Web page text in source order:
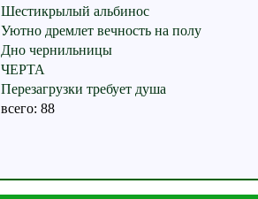
Шестикрылый альбинос
Уютно дремлет вечность на полу
Дно чернильницы
ЧЕРТА
Перезагрузки требует душа
всего: 88